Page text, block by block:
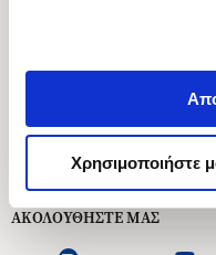
Χρησιμοποιήστε
Δευτέρα -
Εξυπηρέτηση Πελατών
ΑΚΟΛΟΥΘΗΣΤΕ ΜΑΣ